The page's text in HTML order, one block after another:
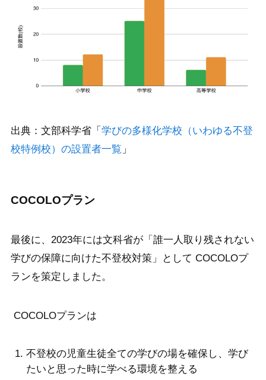
出典：文部科学省「 学びの多様化学校（いわゆる不登
校特例校）の設置者一覧 」
COCOLOプラン
最後に、2023年には文科省が「誰一人取り残されない
学びの保障に向けた不登校対策」として COCOLOプ
ランを策定しました。
COCOLOプランは
不登校の児童生徒全ての学びの場を確保し、学び
たいと思った時に学べる環境を整える